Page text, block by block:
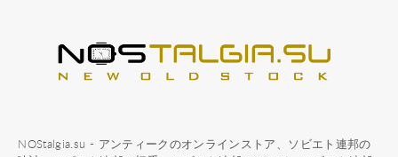
NOStalgia.su - アンティークのオンラインストア、ソビエト連邦の